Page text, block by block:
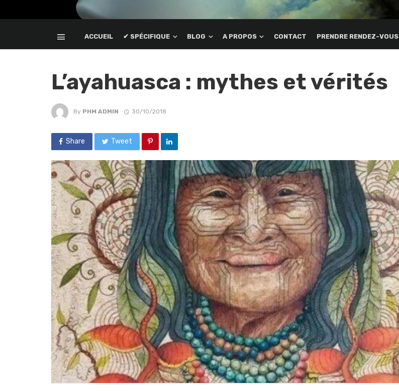
ACCUEIL ✔ SPÉCIFIQUE BLOG A PROPOS CONTACT PRENDRE RENDEZ-VOUS
L’ayahuasca : mythes et vérités
By PHM ADMIN 30/10/2018
Share Tweet